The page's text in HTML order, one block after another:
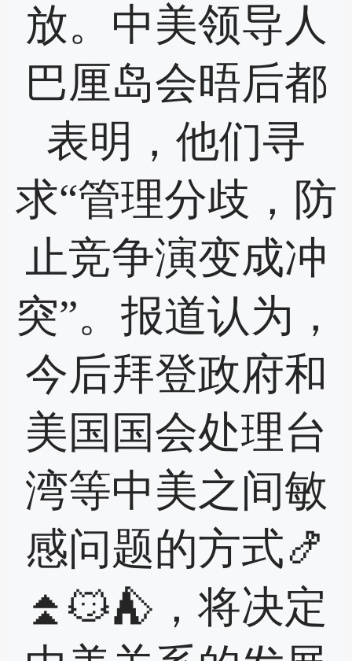
放。中美领导人
巴厘岛会晤后都
表明，他们寻
求“管理分歧，防
止竞争演变成冲
突”。报道认为，
今后拜登政府和
美国国会处理台
湾等中美之间敏
感问题的方式🍤
⏫😼⛺，将决定